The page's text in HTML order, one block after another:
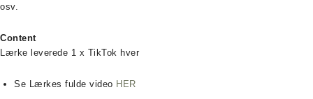
osv.
Content
Lærke leverede 1 x TikTok hver
Se Lærkes fulde video HER